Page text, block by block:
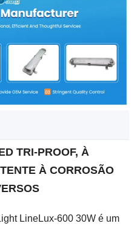
TRI-PROOF, À
À CORROSÃO
LineLux-600 30W é um